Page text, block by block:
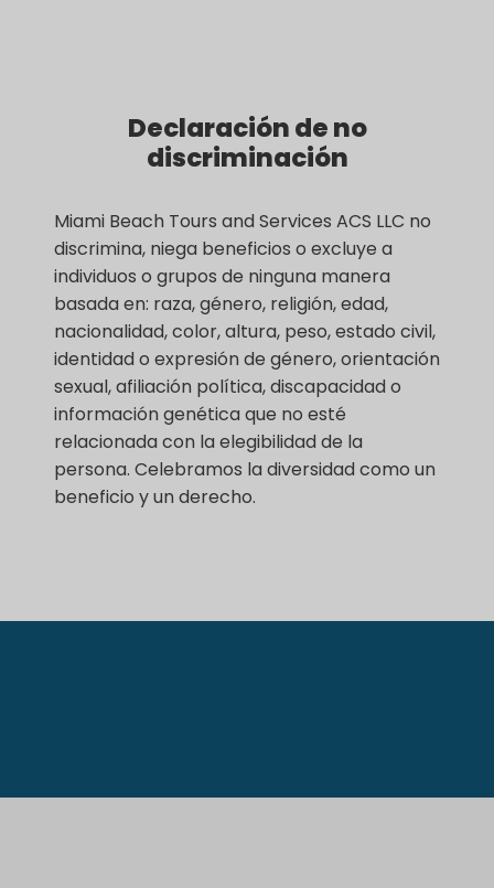
Declaración de no
discriminación
Miami Beach Tours and Services ACS LLC no
discrimina, niega beneficios o excluye a
individuos o grupos de ninguna manera
basada en: raza, género, religión, edad,
nacionalidad, color, altura, peso, estado civil,
identidad o expresión de género, orientación
sexual, afiliación política, discapacidad o
información genética que no esté
relacionada con la elegibilidad de la
persona. Celebramos la diversidad como un
beneficio y un derecho.